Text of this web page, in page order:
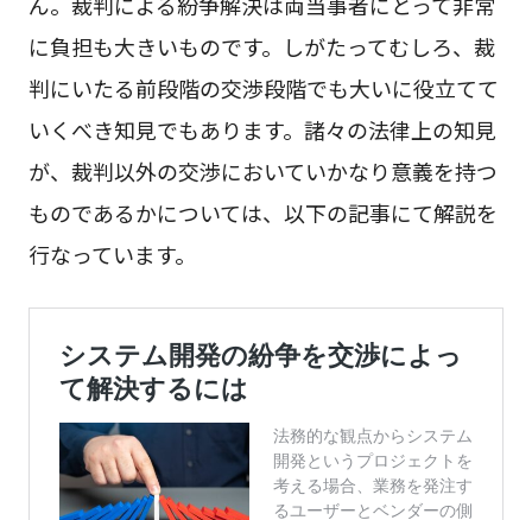
に負担も大きいものです。しがたってむしろ、裁
判にいたる前段階の交渉段階でも大いに役立てて
いくべき知見でもあります。諸々の法律上の知見
が、裁判以外の交渉においていかなり意義を持つ
ものであるかについては、以下の記事にて解説を
行なっています。